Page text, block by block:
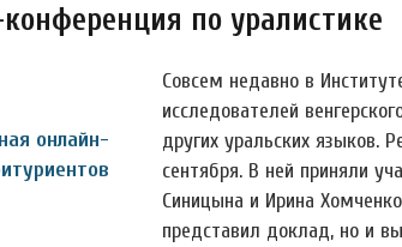
по уралистике
онлайн-
Совсем недавно в
исследователей
других уральских языков.
сентября. В ней приняли
Синицына и Ирина
представил доклад, но и